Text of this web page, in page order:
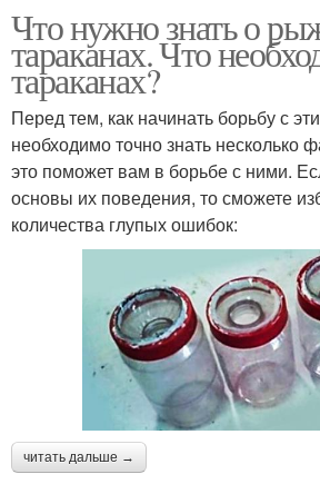
Что нужно знать о
тараканах. Что
тараканах?
Перед тем, как начинать борьбу с
необходимо точно знать несколько
это поможет вам в борьбе с ними.
основы их поведения, то сможете
количества глупых ошибок:
читать дальше →